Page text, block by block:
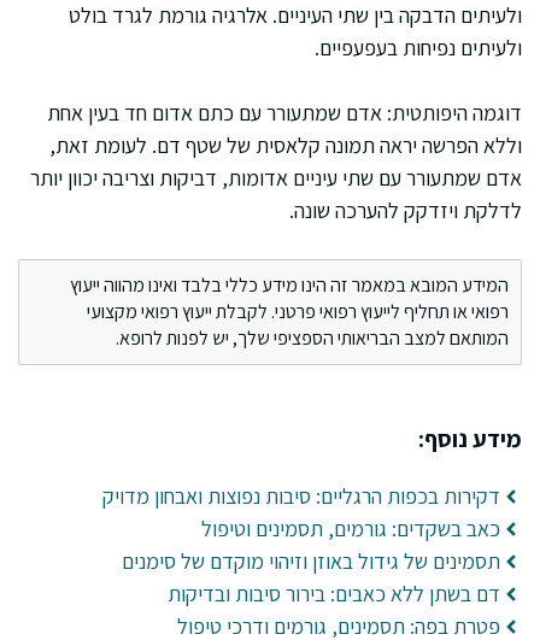
ולעיתים הדבקה בין שתי העיניים. אלרגיה גורמת לגרד בולט
ולעיתים נפיחות בעפעפיים.
דוגמה היפותטית: אדם שמתעורר עם כתם אדום חד בעין אחת
וללא הפרשה יראה תמונה קלאסית של שטף דם. לעומת זאת,
אדם שמתעורר עם שתי עיניים אדומות, דביקות וצריבה יכוון יותר
לדלקת ויזדקק להערכה שונה.
המידע המובא במאמר זה הינו מידע כללי בלבד ואינו מהווה ייעוץ
רפואי או תחליף לייעוץ רפואי פרטני. לקבלת ייעוץ רפואי מקצועי
המותאם למצב הבריאותי הספציפי שלך, יש לפנות לרופא.
מידע נוסף:
דקירות בכפות הרגליים: סיבות נפוצות ואבחון מדויק
כאב בשקדים: גורמים, תסמינים וטיפול
תסמינים של גידול באוזן וזיהוי מוקדם של סימנים
דם בשתן ללא כאבים: בירור סיבות ובדיקות
פטרת בפה: תסמינים, גורמים ודרכי טיפול